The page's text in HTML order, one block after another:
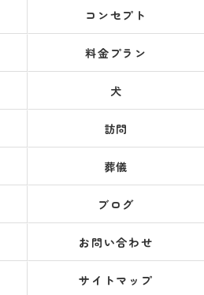
コンセプト
料金プラン
犬
訪問
葬儀
ブログ
お問い合わせ
サイトマップ